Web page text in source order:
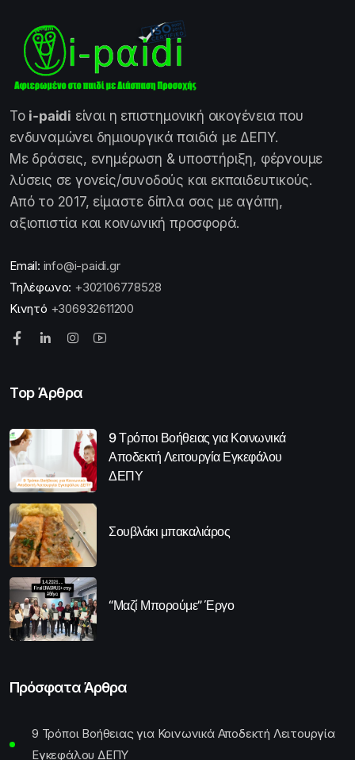
Το i-paidi είναι η επιστημονική οικογένεια που
ενδυναμώνει δημιουργικά παιδιά με ΔΕΠΥ.
Με δράσεις, ενημέρωση & υποστήριξη, φέρνουμε
λύσεις σε γονείς/συνοδούς και εκπαιδευτικούς.
Από το 2017, είμαστε δίπλα σας με αγάπη,
αξιοπιστία και κοινωνική προσφορά.
Email: info@i-paidi.gr
Τηλέφωνο: +302106778528
Κινητό +306932611200
Top Άρθρα
9 Τρόποι Βοήθειας για Κοινωνικά
Αποδεκτή Λειτουργία Εγκεφάλου
ΔΕΠΥ
Σουβλάκι μπακαλιάρος
“Μαζί Μπορούμε” Έργο
Πρόσφατα Άρθρα
9 Τρόποι Βοήθειας για Κοινωνικά Αποδεκτή Λειτουργία
Εγκεφάλου ΔΕΠΥ